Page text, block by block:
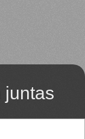
juntas